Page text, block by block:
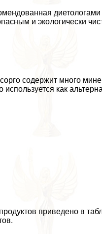
диетологами
и экологически
содержит много
как
приведено в